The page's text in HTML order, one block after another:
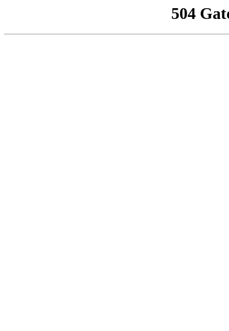
504